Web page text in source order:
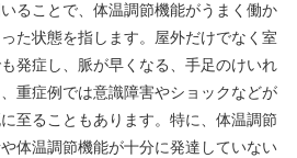
ることで、体温調節機能がうまく働か
た状態を指します。屋外だけでなく室
発症し、脈が早くなる、手足のけいれ
重症例では意識障害やショックなどが
至ることもあります。特に、体温調節
体温調節機能が十分に発達していない